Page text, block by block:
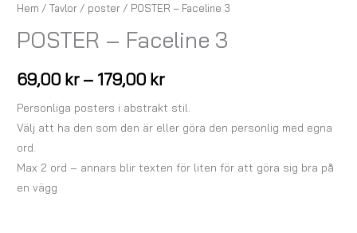
Hem /Tavlor / poster / POSTER – Faceline 3
POSTER – Faceline 3
69,00 kr – 179,00 kr
Personliga posters i abstrakt stil.
Välj att ha den som den är eller göra den personlig med egna
ord.
Max 2 ord – annars blir texten för liten för att göra sig bra på
en vägg